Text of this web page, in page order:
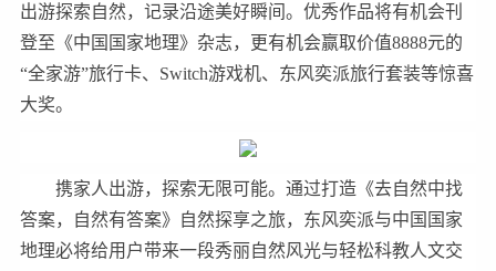
出游探索自然，记录沿途美好瞬间。优秀作品将有机会刊
登至《中国国家地理》杂志，更有机会赢取价值8888元的
“全家游”旅行卡、Switch游戏机、东风奕派旅行套装等惊喜
大奖。
携家人出游，探索无限可能。通过打造《去自然中找
答案，自然有答案》自然探享之旅，东风奕派与中国国家
地理必将给用户带来一段秀丽自然风光与轻松科教人文交